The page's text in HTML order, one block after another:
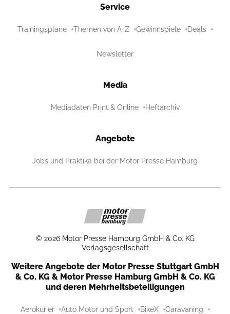
Service
Trainingspläne Themen von A-Z Gewinnspiele Deals
Newsletter
Media
Mediadaten Print & Online Heftarchiv
Angebote
Jobs und Praktika bei der Motor Presse Hamburg
© 2026 Motor Presse Hamburg GmbH & Co. KG
Verlagsgesellschaft
Weitere Angebote der Motor Presse Stuttgart GmbH
& Co. KG & Motor Presse Hamburg GmbH & Co. KG
und deren Mehrheitsbeteiligungen
Aerokurier Auto Motor und Sport BikeX Caravaning